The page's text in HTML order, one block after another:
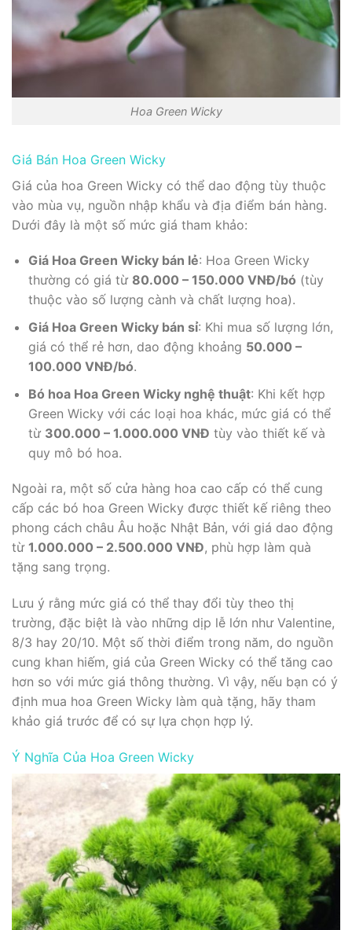
Hoa Green Wicky
Giá Bán Hoa Green Wicky
Giá của hoa Green Wicky có thể dao động tùy thuộc
vào mùa vụ, nguồn nhập khẩu và địa điểm bán hàng.
Dưới đây là một số mức giá tham khảo:
Giá Hoa Green Wicky bán lẻ: Hoa Green Wicky
thường có giá từ 80.000 – 150.000 VNĐ/bó (tùy
thuộc vào số lượng cành và chất lượng hoa).
Giá Hoa Green Wicky bán sỉ: Khi mua số lượng lớn,
giá có thể rẻ hơn, dao động khoảng 50.000 –
100.000 VNĐ/bó.
Bó hoa Hoa Green Wicky nghệ thuật: Khi kết hợp
Green Wicky với các loại hoa khác, mức giá có thể
từ 300.000 – 1.000.000 VNĐ tùy vào thiết kế và
quy mô bó hoa.
Ngoài ra, một số cửa hàng hoa cao cấp có thể cung
cấp các bó hoa Green Wicky được thiết kế riêng theo
phong cách châu Âu hoặc Nhật Bản, với giá dao động
từ 1.000.000 – 2.500.000 VNĐ, phù hợp làm quà
tặng sang trọng.
Lưu ý rằng mức giá có thể thay đổi tùy theo thị
trường, đặc biệt là vào những dịp lễ lớn như Valentine,
8/3 hay 20/10. Một số thời điểm trong năm, do nguồn
cung khan hiếm, giá của Green Wicky có thể tăng cao
hơn so với mức giá thông thường. Vì vậy, nếu bạn có ý
định mua hoa Green Wicky làm quà tặng, hãy tham
khảo giá trước để có sự lựa chọn hợp lý.
Ý Nghĩa Của Hoa Green Wicky